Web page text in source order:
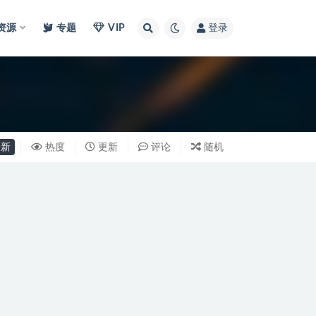
源 专题 VIP 登录
热度 更新 评论 随机